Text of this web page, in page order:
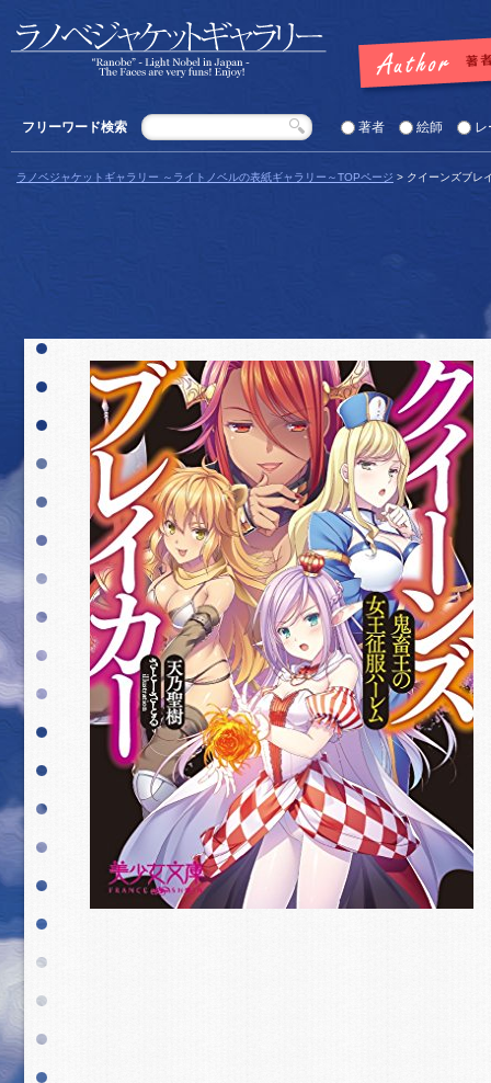
フリーワード検索 著者 絵師 レ
ラノベジャケットギャラリー ～ライトノベルの表紙ギャラリー～TOPページ > クイーンズブレ